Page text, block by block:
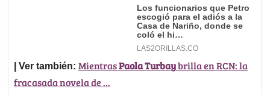
| Ver también: MientrasPaola Turbaybrilla en RCN: la
fracasada novela de ...